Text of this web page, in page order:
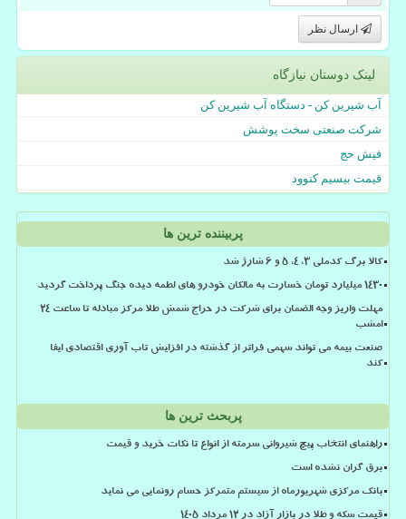
ارسال نظر
لینک دوستان نیازگاه
آب شیرین کن - دستگاه آب شیرین کن
شرکت صنعتی سخت پوشش
فیش حج
قیمت بیسیم کنوود
پربیننده ترین ها
کالا برگ کدملی 3، 4، 5 و 6 شارژ شد
۱۴۳۰ میلیارد تومان خسارت به مالکان خودرو های لطمه دیده جنگ پرداخت گردید
مهلت واریز وجه الضمان برای شرکت در حراج شمش طلا مرکز مبادله تا ساعت ۲۴
امشب
صنعت بیمه می تواند سهمی فراتر از گذشته در افزایش تاب آوری اقتصادی ایفا
کند
پربحث ترین ها
راهنمای انتخاب پیچ شیروانی سرمته از انواع تا نکات خرید و قیمت
برق گران نشده است
بانک مرکزی شهریورماه از سیستم متمرکز حسام رونمایی می نماید
قیمت سکه و طلا در بازار آزاد در ۱۲ مرداد ۱۴۰۵